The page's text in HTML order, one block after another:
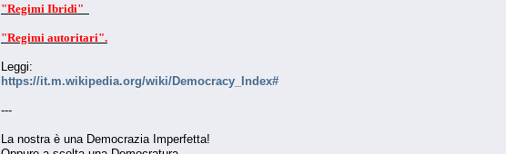
"Regimi Ibridi"
"Regimi autoritari".
Leggi:
https://it.m.wikipedia.org/wiki/Democracy_Index#
---
La nostra è una Democrazia Imperfetta!